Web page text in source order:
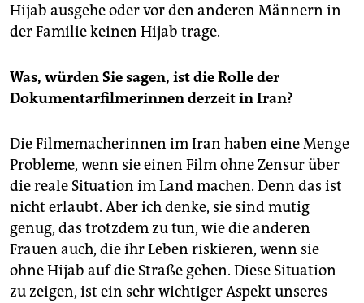
Hijab ausgehe oder vor den anderen Männern in
der Familie keinen Hijab trage.
Was, würden Sie sagen, ist die Rolle der
Dokumentarfilmerinnen derzeit in Iran?
Die Filmemacherinnen im Iran haben eine Menge
Probleme, wenn sie einen Film ohne Zensur über
die reale Situation im Land machen. Denn das ist
nicht erlaubt. Aber ich denke, sie sind mutig
genug, das trotzdem zu tun, wie die anderen
Frauen auch, die ihr Leben riskieren, wenn sie
ohne Hijab auf die Straße gehen. Diese Situation
zu zeigen, ist ein sehr wichtiger Aspekt unseres